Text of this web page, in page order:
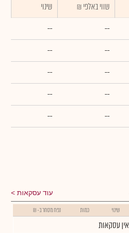
₪ שווי באלפי
שינוי
--
--
--
--
--
--
--
--
--
--
עוד עסקאות
שינוי כמות נפח מסחר ב- ₪
אין עסקאות